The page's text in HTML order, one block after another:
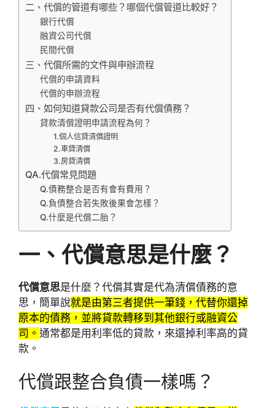
二、代償的管道有哪些？哪個代償管道比較好？
銀行代償
融資公司代償
民間代償
三、代償所需的文件與申辦流程
代償的申請資料
代償的申辦流程
四、如何知道貸款公司是否有代償債務？
貸款清償證明申請流程為何？
1.個人信貸清償證明
2.車貸清償
3.房貸清償
QA.代償常見問題
Q.債務整合是否有會有費用？
Q.負債整合若失敗後果會怎樣？
Q.什麼是代償二胎？
一、代償意思是什麼？
代償意思是什麼？代償其實是代為清償債務的意
思，簡單說就是由第三者提供一筆錢，代替你還掉
原本的債務，並將貸款轉移到其他銀行或融資公
司。 通常都是用利率低的貸款，來還掉利率高的貸
款。
代償跟整合負債一樣嗎？